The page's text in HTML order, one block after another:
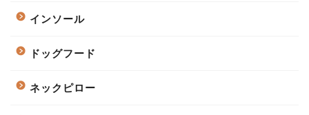
インソール
ドッグフード
ネックピロー